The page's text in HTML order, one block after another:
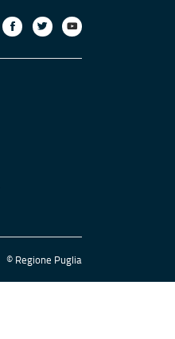
© Regione Puglia